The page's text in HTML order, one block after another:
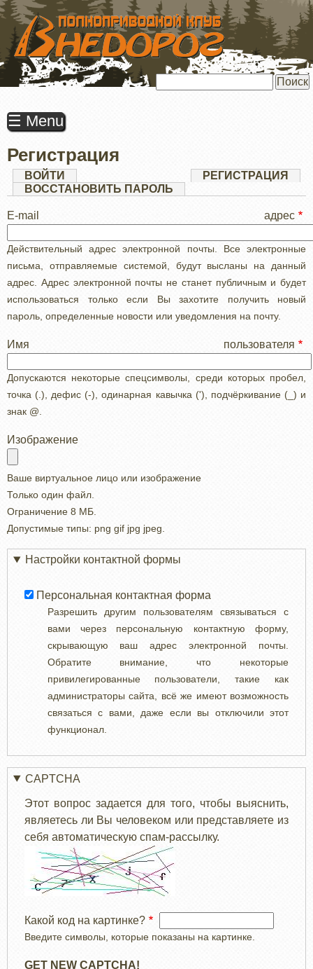
ПЕРЕЙТИ
ОСНОВНОМУ
СОДЕРЖАНИЮ
☰ Menu
Регистрация
Главные
вкладки
ВОЙТИ РЕГИСТРАЦИЯ
ВОССТАНОВИТЬ ПАРОЛЬ
E-mail адрес
Действительный адрес электронной почты. Все электронные
письма, отправляемые системой, будут высланы на данный
адрес. Адрес электронной почты не станет публичным и будет
использоваться только если Вы захотите получить новый
пароль, определенные новости или уведомления на почту.
Имя пользователя
Допускаются некоторые спецсимволы, среди которых пробел,
точка (.), дефис (-), одинарная кавычка ('), подчёркивание (_) и
знак @.
Изображение
Ваше виртуальное лицо или изображение
Только один файл.
Ограничение 8 МБ.
Допустимые типы: png gif jpg jpeg.
Настройки контактной формы
Персональная контактная форма
Разрешить другим пользователям связываться с
вами через персональную контактную форму,
скрывающую ваш адрес электронной почты.
Обратите внимание, что некоторые
привилегированные пользователи, такие как
администраторы сайта, всё же имеют возможность
связаться с вами, даже если вы отключили этот
функционал.
CAPTCHA
Этот вопрос задается для того, чтобы выяснить,
являетесь ли Вы человеком или представляете из
себя автоматическую спам-рассылку.
Какой код на картинке?
Введите символы, которые показаны на картинке.
GET NEW CAPTCHA!